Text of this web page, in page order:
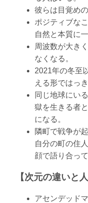
彼らは目覚め
ポジティブな
自然と本質に
周波数が大き
なくなる。
2021年の冬至
える形ではっ
同じ地球にい
獄を生きる者
になる。
隣町で戦争が
自分の町の住
顔で語り合っ
【次元の違いと
アセンデッド